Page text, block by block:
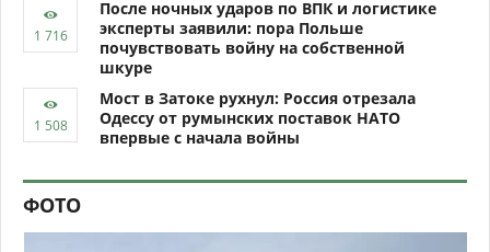
После ночных ударов по ВПК и логистике
эксперты заявили: пора Польше
почувствовать войну на собственной
шкуре
Мост в Затоке рухнул: Россия отрезала
Одессу от румынских поставок НАТО
впервые с начала войны
ФОТО